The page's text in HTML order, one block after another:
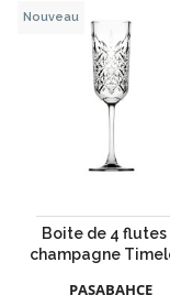
Boite de 4 flutes
champagne
PASABAHCE
Nouveau